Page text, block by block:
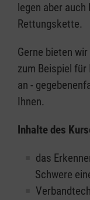
legen aber
Rettungskette.
Gerne bieten
zum Beispiel
an -
Ihnen.
Inhalte des
das
Schwere